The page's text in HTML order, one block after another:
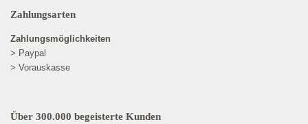
Zahlungsarten
Zahlungsmöglichkeiten
> Paypal
> Vorauskasse
Über 300.000 begeisterte Kunden